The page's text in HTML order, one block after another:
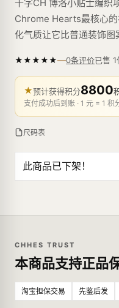
十字CH 博洛小贴士编织
Chrome Hearts最核心
化气质让它比普通装饰图
★★★★★—0条评价已售 1
★预计获得积分8800
支付成功后到账 · 1 元 = 1 积
尺码表
此商品已下架！
CHHES TRUST
本商品支持正品
淘宝担保交易 先鉴后发